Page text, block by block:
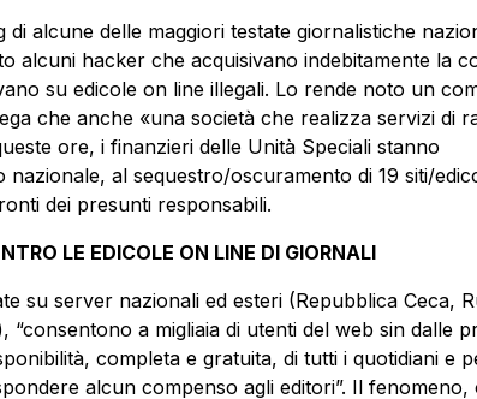
alcune delle maggiori testate giornalistiche
alcuni hacker che acquisivano indebitamente la
su edicole on line illegali. Lo rende noto un
che anche «una società che realizza servizi di
ore, i finanzieri delle Unità Speciali stanno
al sequestro/oscuramento di 19 siti/
dei presunti responsabili.
LE EDICOLE ON LINE DI GIORNALI
su server nazionali ed esteri (Repubblica Ceca,
“consentono a migliaia di utenti del web sin dalle
completa e gratuita, di tutti i quotidiani e
alcun compenso agli editori”. Il fenomeno,